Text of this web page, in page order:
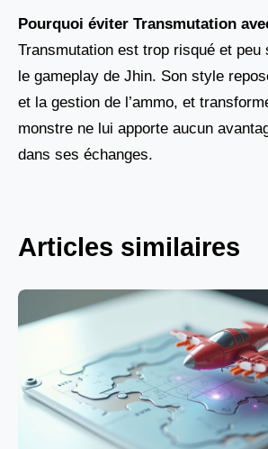
Pourquoi éviter Transmutation
Transmutation est trop risqué et peu
le gameplay de Jhin. Son style
et la gestion de l’ammo, et
monstre ne lui apporte aucun
dans ses échanges.
Articles similaires